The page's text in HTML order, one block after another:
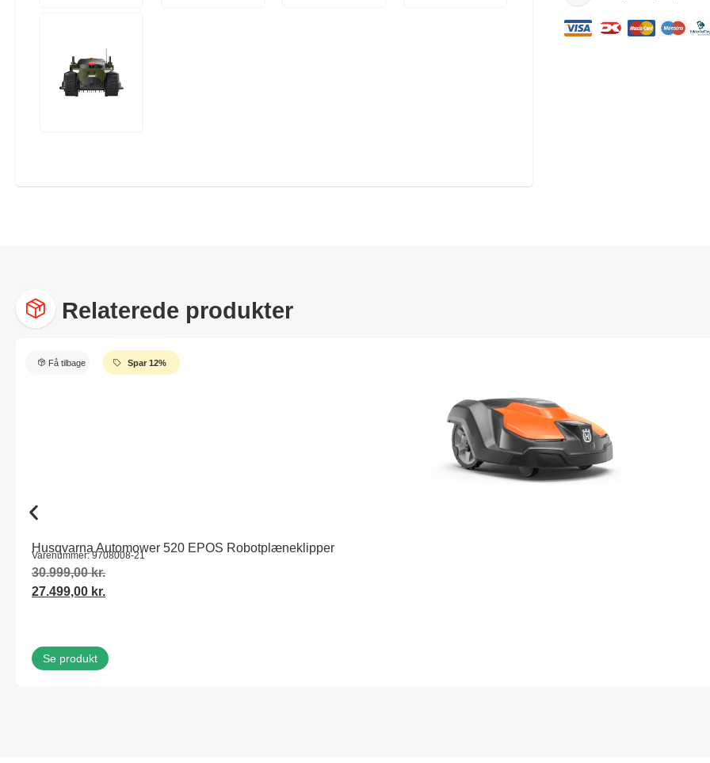
Relaterede produkter
Få tilbage Spar 12%
Husqvarna Automower 520 EPOS Robotplæneklipper
Varenummer: 9708008-21
30.999,00kr.
27.499,00 kr.
Se produkt